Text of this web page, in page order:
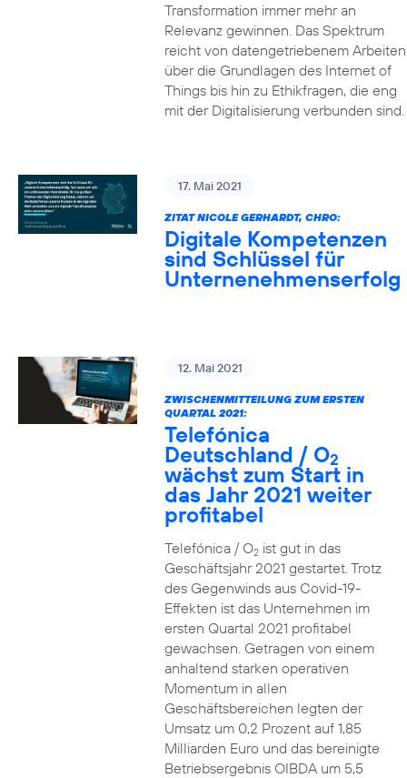
Transformation immer mehr an
Relevanz gewinnen. Das Spektrum
reicht von datengetriebenem Arbeiten
über die Grundlagen des Internet of
Things bis hin zu Ethikfragen, die eng
mit der Digitalisierung verbunden sind.
17. Mai 2021
ZITAT NICOLE GERHARDT, CHRO:
Digitale Kompetenzen
sind Schlüssel für
Unternenehmenserfolg
12. Mai 2021
ZWISCHENMITTEILUNG ZUM ERSTEN
QUARTAL 2021:
Telefónica
Deutschland / O2
wächst zum Start in
das Jahr 2021 weiter
profitabel
Telefónica / O2ist gut in das
Geschäftsjahr 2021 gestartet. Trotz
des Gegenwinds aus Covid-19-
Effekten ist das Unternehmen im
ersten Quartal 2021 profitabel
gewachsen. Getragen von einem
anhaltend starken operativen
Momentum in allen
Geschäftsbereichen legten der
Umsatz um 0,2 Prozent auf 1,85
Milliarden Euro und das bereinigte
Betriebsergebnis OIBDA um 5,5